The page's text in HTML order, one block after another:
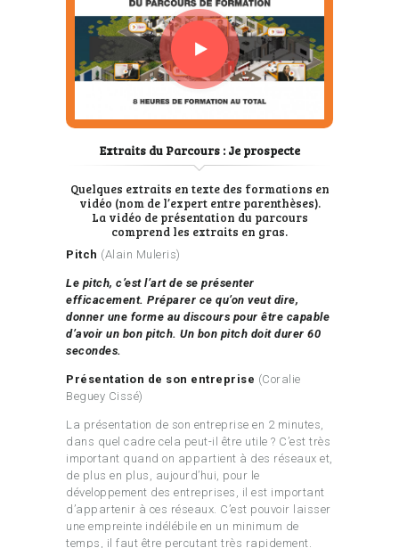
Extraits du Parcours : Je prospecte
Quelques extraits en texte des formations en
vidéo (nom de l’expert entre parenthèses).
La vidéo de présentation du parcours
comprend les extraits en gras.
Pitch (Alain Muleris)
Le pitch, c’est l’art de se présenter
efficacement. Préparer ce qu’on veut dire,
donner une forme au discours pour être capable
d’avoir un bon pitch. Un bon pitch doit durer 60
secondes.
Présentation de son entreprise (Coralie
Beguey Cissé)
La présentation de son entreprise en 2 minutes,
dans quel cadre cela peut-il être utile ? C’est très
important quand on appartient à des réseaux et,
de plus en plus, aujourd’hui, pour le
développement des entreprises, il est important
d’appartenir à ces réseaux. C’est pouvoir laisser
une empreinte indélébile en un minimum de
temps, il faut être percutant très rapidement.